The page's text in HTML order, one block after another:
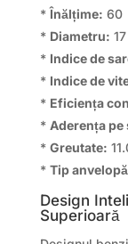
*Înălțime: 60
* Diametru:
* Indice de
* Indice de
* Eficiența
* Aderența pe
* Greutate:
* Tip
Design
Superioară